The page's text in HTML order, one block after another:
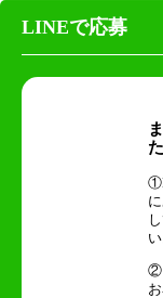
LINEで応募
い
②